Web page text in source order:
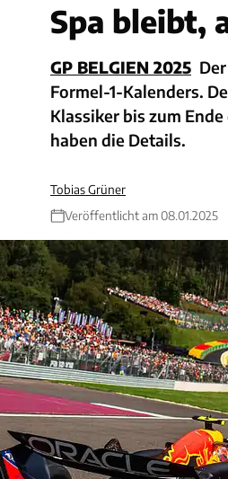
Spa bleibt,
GP BELGIEN 2025
Formel-1-Kalenders.
Klassiker bis zum
haben die Details.
Tobias Grüner
Veröffentlicht am 08.01.2025